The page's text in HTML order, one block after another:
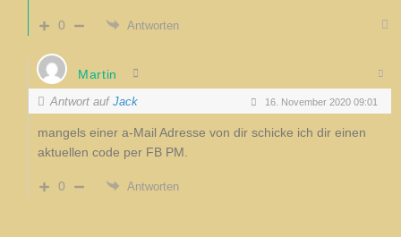
0 Antworten
Martin
Antwort auf Jack 16. November 2020 09:01
mangels einer a-Mail Adresse von dir schicke ich dir einen
aktuellen code per FB PM.
0 Antworten